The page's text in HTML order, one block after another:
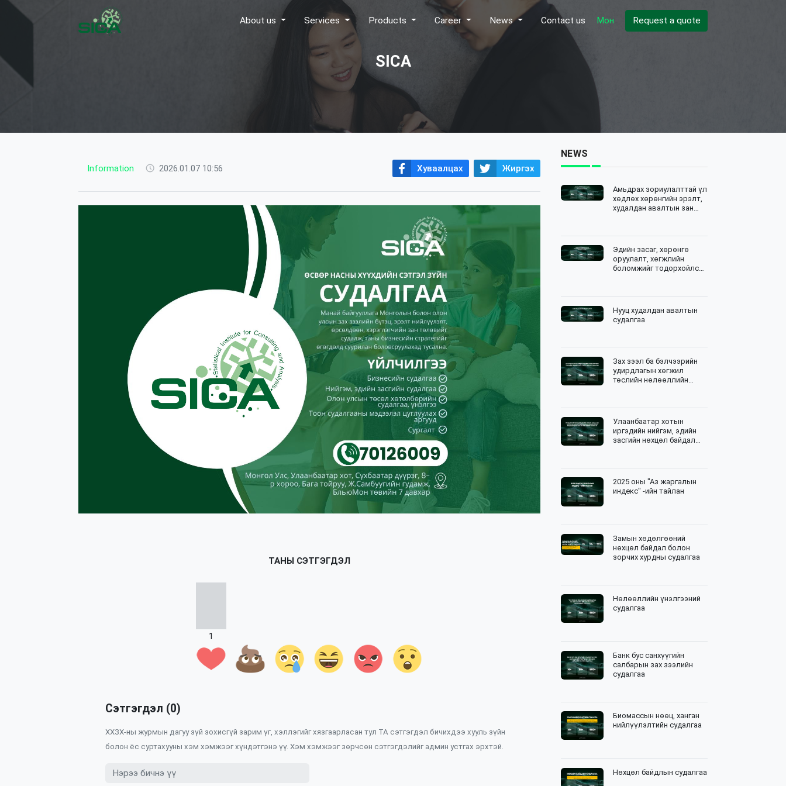
About us Services Products Career News Contact us Мон Request a quote
SICA
Information 2026.01.07 10:56 Хуваалцах Жиргэх
ТАНЫ СЭТГЭГДЭЛ
1
Сэтгэгдэл (0)
ХХЗХ-ны журмын дагуу зүй зохисгүй зарим үг, хэллэгийг хязгаарласан тул ТА сэтгэгдэл бичихдээ хууль зүйн
болон ёс суртахууны хэм хэмжээг хүндэтгэнэ үү. Хэм хэмжээг зөрчсөн сэтгэгдэлийг админ устгах эрхтэй.
NEWS
Амьдрах зориулалттай үл
хөдлөх хөрөнгийн эрэлт,
худалдан авалтын зан
Эдийн засаг, хөрөнгө
оруулалт, хөгжлийн
боломжийг тодорхойлсон
Нууц худалдан авалтын
судалгаа
Зах зээл ба бэлчээрийн
удирдлагын хөгжил
төслийн нөлөөллийн
Улаанбаатар хотын
иргэдийн нийгэм, эдийн
засгийн нөхцөл байдал
тодорхойлоход
шаардлагатай мэдээлэл
цуглуулалтын зөвлөх
үйлчилгээ
2025 оны "Аз жаргалын
индекс" -ийн тайлан
Замын хөдөлгөөний
нөхцөл байдал болон
зорчих хурдны судалгаа
Нөлөөллийн үнэлгээний
судалгаа
Банк бус санхүүгийн
салбарын зах зээлийн
судалгаа
Биомассын нөөц, ханган
нийлүүлэлтийн судалгаа
Нөхцөл байдлын судалгаа